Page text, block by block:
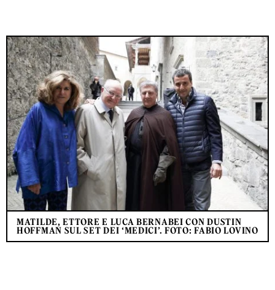
MATILDE, ETTORE E LUCA BERNABEI CON DUSTIN
HOFFMAN SUL SET DEI ‘MEDICI’. FOTO: FABIO LOVINO